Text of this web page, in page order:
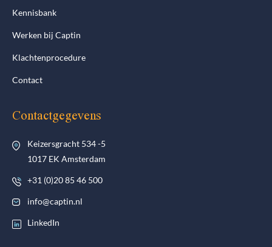
Kennisbank
Werken bij Captin
Klachtenprocedure
Contact
Contactgegevens
Keizersgracht 534 -5
1017 EK Amsterdam
+31 (0)20 85 46 500
info@captin.nl
LinkedIn